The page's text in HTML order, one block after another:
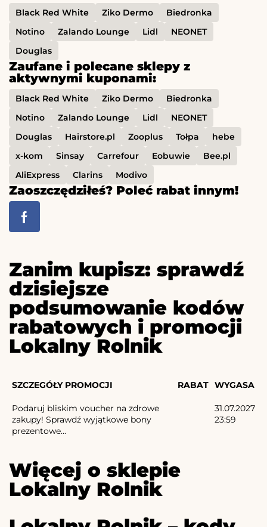
Black Red White Ziko Dermo
Biedronka
Notino
Zalando Lounge Lidl
NEONET
Douglas
Zaufane i polecane sklepy z
aktywnymi kuponami:
Black Red White Ziko Dermo
Biedronka
Notino
Zalando Lounge Lidl
NEONET
Douglas
Hairstore.pl Zooplus Tołpa
hebe
x-kom
Sinsay Carrefour Eobuwie
Bee.pl
AliExpress
Clarins Modivo
Zaoszczędziłeś? Poleć rabat innym!
Zanim kupisz: sprawdź
dzisiejsze
podsumowanie kodów
rabatowych i promocji
Lokalny Rolnik
SZCZEGÓŁY PROMOCJI RABAT WYGASA
Podaruj bliskim voucher na zdrowe
zakupy! Sprawdź wyjątkowe bony
prezentowe...
31.07.2027
23:59
Więcej o sklepie
Lokalny Rolnik